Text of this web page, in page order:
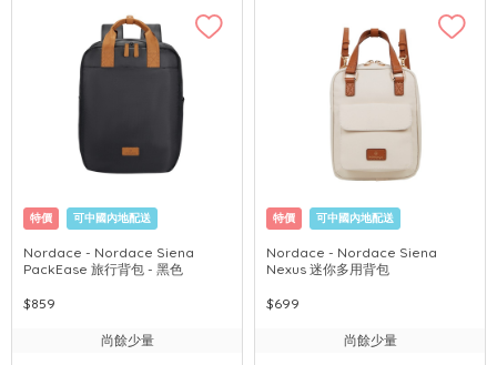
特價 可中國內地配送
Nordace - Nordace Siena
PackEase 旅行背包 - 黑色
$859
尚餘少量
特價 可中國內地配送
Nordace - ​​Nordace Siena
Nexus 迷你多用背包
$699
尚餘少量